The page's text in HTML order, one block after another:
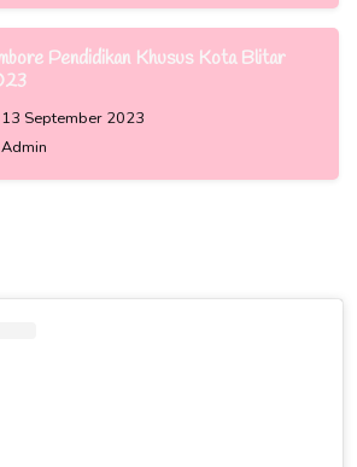
Pendidikan Khusus Kota Blitar
13 September 2023
Admin